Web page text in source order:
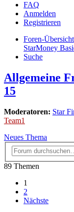
FAQ
Anmelden
Registrieren
Foren-Übersicht
StarMoney
Suche
Allgemeine
15
Moderatoren: Star
Team1
Neues Thema
89 Themen
1
2
Nächste